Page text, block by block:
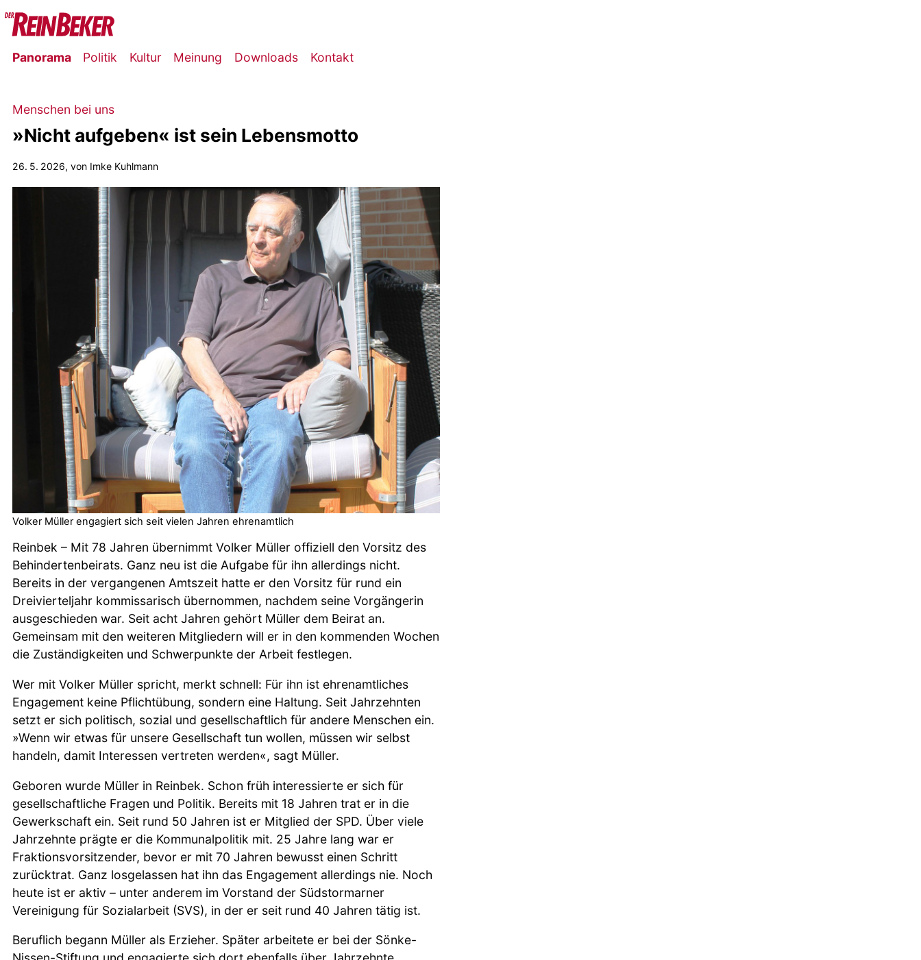
Panorama Politik Kultur Meinung Downloads Kontakt
Menschen bei uns
»Nicht aufgeben« ist sein Lebensmotto
26. 5. 2026, von Imke Kuhlmann
Volker Müller engagiert sich seit vielen Jahren ehrenamtlich
Reinbek – Mit 78 Jahren übernimmt Volker Müller offiziell den Vorsitz des
Behindertenbeirats. Ganz neu ist die Aufgabe für ihn allerdings nicht.
Bereits in der vergangenen Amtszeit hatte er den Vorsitz für rund ein
Dreivierteljahr kommissarisch übernommen, nachdem seine Vorgängerin
ausgeschieden war. Seit acht Jahren gehört Müller dem Beirat an.
Gemeinsam mit den weiteren Mitgliedern will er in den kommenden Wochen
die Zuständigkeiten und Schwerpunkte der Arbeit festlegen.
Wer mit Volker Müller spricht, merkt schnell: Für ihn ist ehrenamtliches
Engagement keine Pflichtübung, sondern eine Haltung. Seit Jahrzehnten
setzt er sich politisch, sozial und gesellschaftlich für andere Menschen ein.
»Wenn wir etwas für unsere Gesellschaft tun wollen, müssen wir selbst
handeln, damit Interessen vertreten werden«, sagt Müller.
Geboren wurde Müller in Reinbek. Schon früh interessierte er sich für
gesellschaftliche Fragen und Politik. Bereits mit 18 Jahren trat er in die
Gewerkschaft ein. Seit rund 50 Jahren ist er Mitglied der SPD. Über viele
Jahrzehnte prägte er die Kommunalpolitik mit. 25 Jahre lang war er
Fraktionsvorsitzender, bevor er mit 70 Jahren bewusst einen Schritt
zurücktrat. Ganz losgelassen hat ihn das Engagement allerdings nie. Noch
heute ist er aktiv – unter anderem im Vorstand der Südstormarner
Vereinigung für Sozialarbeit (SVS), in der er seit rund 40 Jahren tätig ist.
Beruflich begann Müller als Erzieher. Später arbeitete er bei der Sönke-